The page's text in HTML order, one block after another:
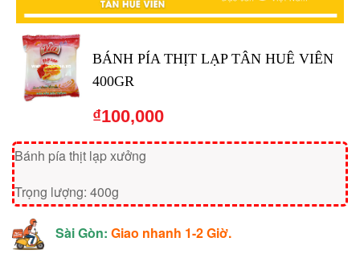
BÁNH PÍA THỊT LẠP TÂN HUÊ VIÊN
400GR
₫100,000
Bánh pía thịt lạp xưởng
Trọng lượng: 400g
Sài Gòn: Giao nhanh 1-2 Giờ.